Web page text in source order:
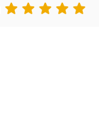
    